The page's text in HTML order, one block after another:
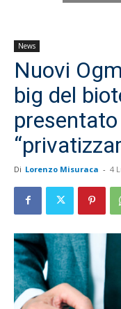
News
Nuovi
big del
Di Lorenzo Misuraca - 4